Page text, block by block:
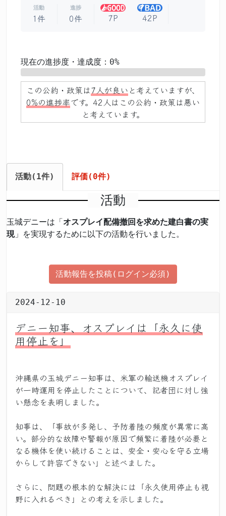
活動
1件
進捗
0件 7P 42P
現在の進捗度・達成度：0%
この公約・政策は7人が良い と考えていますが、
0%の進捗率です。42人はこの公約・政策は悪い
と考えています。
活動(1件) 評価(0件)
活動
玉城デニーは「オスプレイ配備撤回を求めた建白書の実
現」を実現するために以下の活動を行いました。
活動報告を投稿(ログイン必須)
2024-12-10
デニー知事、オスプレイは「永久に使
用停止を」
沖縄県の玉城デニー知事は、米軍の輸送機オスプレイ
が一時運用を停止したことについて、記者団に対し強
い懸念を表明しました。
知事は、「事故が多発し、予防着陸の頻度が異常に高
い。部分的な故障や警報が原因で頻繁に着陸が必要と
なる機体を使い続けることは、安全・安心を守る立場
からして許容できない」と述べました。
さらに、問題の根本的な解決には「永久使用停止も視
野に入れるべき」との考えを示しました。